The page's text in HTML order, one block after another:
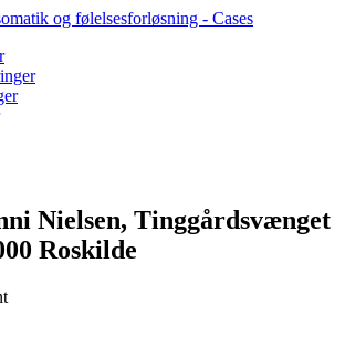
Nielsen, Tinggårdsvænget
Roskilde